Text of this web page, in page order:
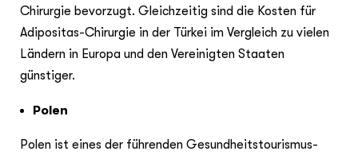
Chirurgie bevorzugt. Gleichzeitig sind die Kosten für
Adipositas-Chirurgie in der Türkei im Vergleich zu vielen
Ländern in Europa und den Vereinigten Staaten
günstiger.
Polen
Polen ist eines der führenden Gesundheitstourismus-